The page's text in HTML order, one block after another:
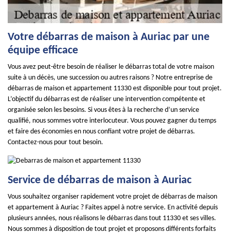
Votre débarras de maison à Auriac par une
équipe efficace
Vous avez peut-être besoin de réaliser le débarras total de votre maison
suite à un décès, une succession ou autres raisons ? Notre entreprise de
débarras de maison et appartement 11330 est disponible pour tout projet.
L’objectif du débarras est de réaliser une intervention compétente et
organisée selon les besoins. Si vous êtes à la recherche d’un service
qualifié, nous sommes votre interlocuteur. Vous pouvez gagner du temps
et faire des économies en nous confiant votre projet de débarras.
Contactez-nous pour tout besoin.
Service de débarras de maison à Auriac
Vous souhaitez organiser rapidement votre projet de débarras de maison
et appartement à Auriac ? Faites appel à notre service. En activité depuis
plusieurs années, nous réalisons le débarras dans tout 11330 et ses villes.
Nous sommes à disposition de tout projet et proposons différents forfaits